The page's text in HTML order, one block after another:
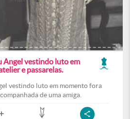
Angel vestindo luto em
e passarelas.
vestindo luto em momento fora
de uma amiga.